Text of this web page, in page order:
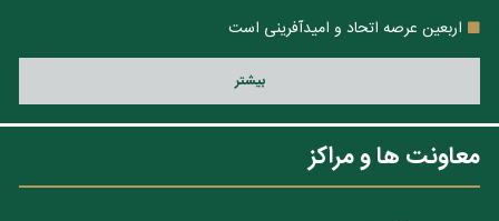
اربعین عرصه اتحاد و امیدآفرینی است
بيشتر
معاونت ها و مراکز